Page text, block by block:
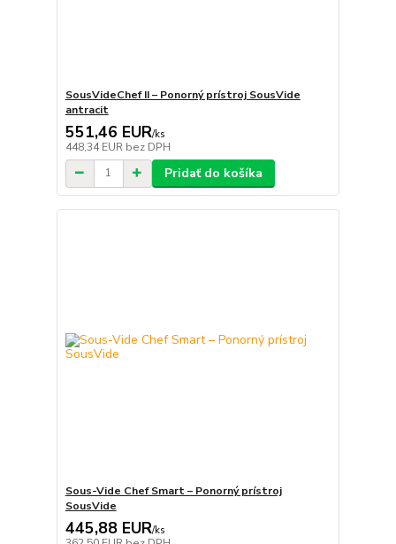
SousVideChef II – Ponorný prístroj SousVide
antracit
551,46 EUR/ks
448,34 EUR bez DPH
Pridať do košíka
Sous-Vide Chef Smart – Ponorný prístroj
SousVide
445,88 EUR/ks